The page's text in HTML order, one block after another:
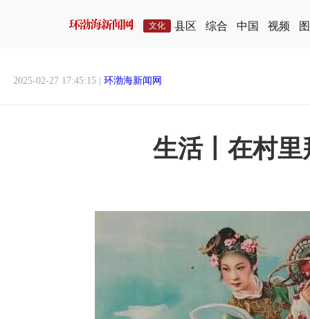
文化 县区 综合 中国 视频
2025-02-27 17:45:15 | 环渤海新闻网
生活丨在村里